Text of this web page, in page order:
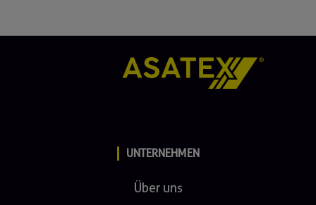
UNTERNEHMEN
Über uns